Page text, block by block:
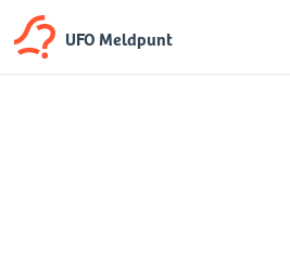
UFO Meldpunt